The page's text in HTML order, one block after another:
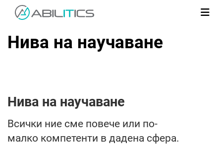
Нива на научаване
Нива на научаване
Всички ние сме повече или по-
малко компетенти в дадена сфера.